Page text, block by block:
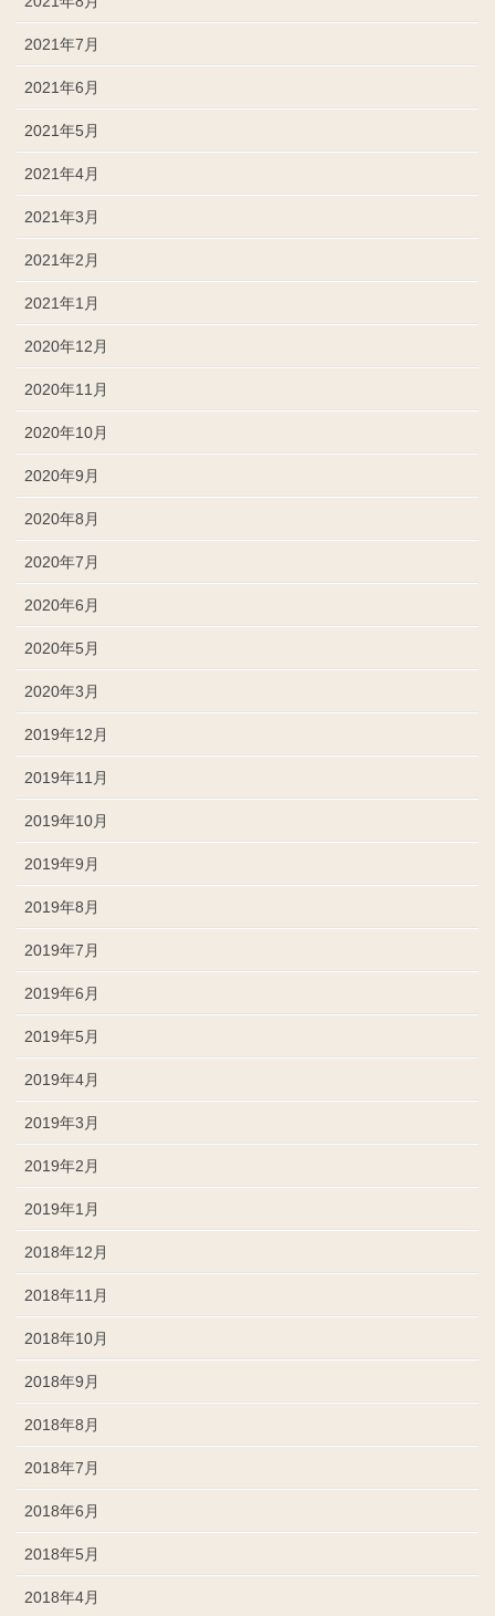
2021年7月
2021年6月
2021年5月
2021年4月
2021年3月
2021年2月
2021年1月
2020年12月
2020年11月
2020年10月
2020年9月
2020年8月
2020年7月
2020年6月
2020年5月
2020年3月
2019年12月
2019年11月
2019年10月
2019年9月
2019年8月
2019年7月
2019年6月
2019年5月
2019年4月
2019年3月
2019年2月
2019年1月
2018年12月
2018年11月
2018年10月
2018年9月
2018年8月
2018年7月
2018年6月
2018年5月
2018年4月